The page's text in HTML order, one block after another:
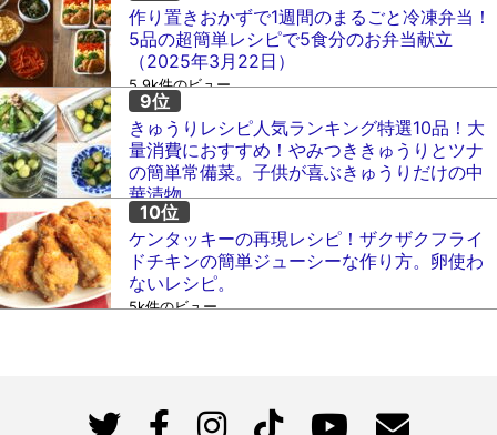
作り置きおかずで1週間のまるごと冷凍弁当！
5品の超簡単レシピで5食分のお弁当献立
（2025年3月22日）
5.9k件のビュー
きゅうりレシピ人気ランキング特選10品！大
量消費におすすめ！やみつききゅうりとツナ
の簡単常備菜。子供が喜ぶきゅうりだけの中
華漬物。
5.1k件のビュー
ケンタッキーの再現レシピ！ザクザクフライ
ドチキンの簡単ジューシーな作り方。卵使わ
ないレシピ。
5k件のビュー